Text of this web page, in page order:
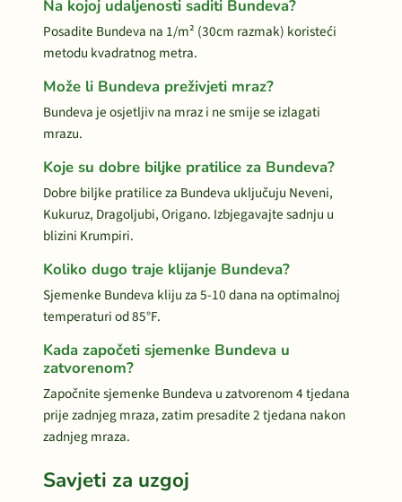
Na kojoj udaljenosti saditi Bundeva?
Posadite Bundeva na 1/m² (30cm razmak) koristeći
metodu kvadratnog metra.
Može li Bundeva preživjeti mraz?
Bundeva je osjetljiv na mraz i ne smije se izlagati
mrazu.
Koje su dobre biljke pratilice za Bundeva?
Dobre biljke pratilice za Bundeva uključuju Neveni,
Kukuruz, Dragoljubi, Origano. Izbjegavajte sadnju u
blizini Krumpiri.
Koliko dugo traje klijanje Bundeva?
Sjemenke Bundeva kliju za 5-10 dana na optimalnoj
temperaturi od 85°F.
Kada započeti sjemenke Bundeva u
zatvorenom?
Započnite sjemenke Bundeva u zatvorenom 4 tjedana
prije zadnjeg mraza, zatim presadite 2 tjedana nakon
zadnjeg mraza.
Savjeti za uzgoj